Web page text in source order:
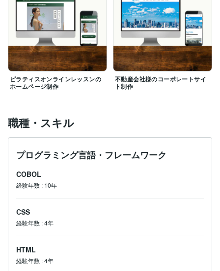
ピラティスオンラインレッスンの
ホームページ制作
不動産会社様のコーポレートサイ
ト制作
職種・スキル
プログラミング言語・フレームワーク
COBOL
経験年数 : 10年
CSS
経験年数 :4年
HTML
経験年数 :4年